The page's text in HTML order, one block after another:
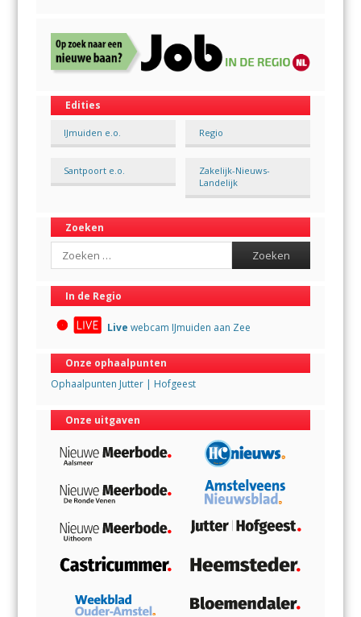
Edities
IJmuiden e.o. Regio
Santpoort e.o.
Zakelijk-Nieuws-
Landelijk
Zoeken
Search
In de Regio
Live webcam IJmuiden aan Zee
Onze ophaalpunten
Ophaalpunten Jutter | Hofgeest
Onze uitgaven